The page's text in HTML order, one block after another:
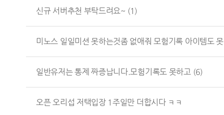
신규 서버추천 부탁드려요~ (1)
미노스 일일미션 못하는것좀 없애줘 모험기록 아이템도
일반유저는 통제 짜증납니다.모험기록도 못하고 (6)
오픈 오리섭 저택입장 1주일만 더합시다 ㅋㅋ